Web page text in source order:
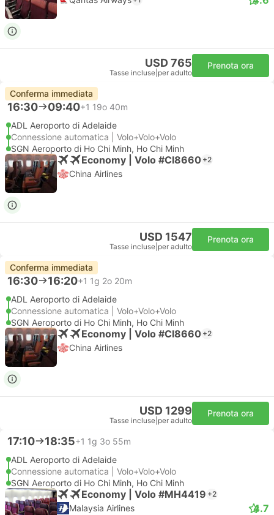
USD 765
Tasse incluse per adulto
Prenota ora
Conferma immediata
16:30 09:40+1 19o 40m
ADL Aeroporto di Adelaide
Connessione automatica | Volo+Volo+Volo
SGN Aeroporto di Ho Chi Minh, Ho Chi Minh
Economy | Volo #CI8660 +2
China Airlines
USD 1547
Tasse incluse per adulto
Prenota ora
Conferma immediata
16:30 16:20+1 1g 2o 20m
ADL Aeroporto di Adelaide
Connessione automatica | Volo+Volo+Volo
SGN Aeroporto di Ho Chi Minh, Ho Chi Minh
Economy | Volo #CI8660 +2
China Airlines
USD 1299
Tasse incluse per adulto
Prenota ora
17:10 18:35+1 1g 3o 55m
ADL Aeroporto di Adelaide
Connessione automatica | Volo+Volo+Volo
SGN Aeroporto di Ho Chi Minh, Ho Chi Minh
Economy | Volo #MH4419 +2
Malaysia Airlines 4.7